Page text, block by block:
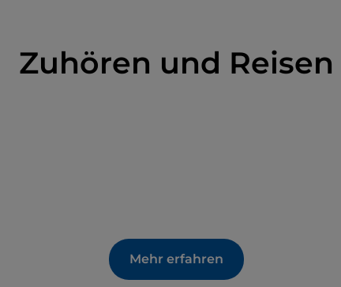
Zuhören und Reisen
Mehr erfahren